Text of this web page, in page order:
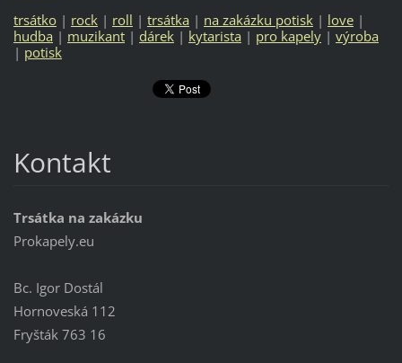
trsátko | rock | roll | trsátka | na zakázku potisk | love |
hudba | muzikant | dárek | kytarista | pro kapely | výroba
| potisk
Kontakt
Trsátka na zakázku
Prokapely.eu
Bc. Igor Dostál
Hornoveská 112
Fryšták 763 16